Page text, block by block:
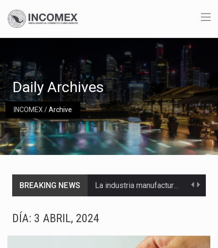
INCOMEX/Archive
Daily Archives
BREAKING NEWS La industria manufacturera de exportación afiliada a Index en Nuevo León ha alcanzado hasta 10%…
DÍA: 3 ABRIL, 2024